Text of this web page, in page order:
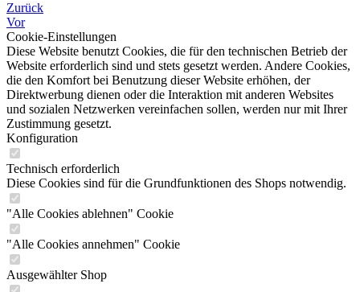
Zurück
Vor
Cookie-Einstellungen
Diese Website benutzt Cookies, die für den technischen Betrieb der
Website erforderlich sind und stets gesetzt werden. Andere Cookies,
die den Komfort bei Benutzung dieser Website erhöhen, der
Direktwerbung dienen oder die Interaktion mit anderen Websites
und sozialen Netzwerken vereinfachen sollen, werden nur mit Ihrer
Zustimmung gesetzt.
Konfiguration
Technisch erforderlich
Diese Cookies sind für die Grundfunktionen des Shops notwendig.
"Alle Cookies ablehnen" Cookie
"Alle Cookies annehmen" Cookie
Ausgewählter Shop